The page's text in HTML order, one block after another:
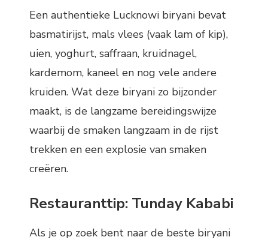
Een authentieke Lucknowi biryani bevat
basmatirijst, mals vlees (vaak lam of kip),
uien, yoghurt, saffraan, kruidnagel,
kardemom, kaneel en nog vele andere
kruiden. Wat deze biryani zo bijzonder
maakt, is de langzame bereidingswijze
waarbij de smaken langzaam in de rijst
trekken en een explosie van smaken
creëren.
Restauranttip: Tunday Kababi
Als je op zoek bent naar de beste biryani